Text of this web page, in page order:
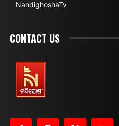
NandighoshaTv
CONTACT US